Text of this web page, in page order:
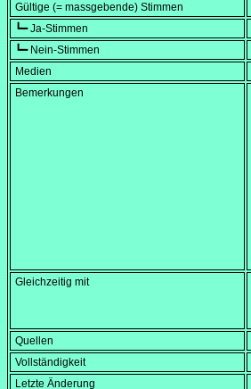
Gültige (= massgebende) Stimmen
┗━ Ja-Stimmen
┗━ Nein-Stimmen
Medien
Bemerkungen
Gleichzeitig mit
Quellen
Vollständigkeit
Letzte Änderung